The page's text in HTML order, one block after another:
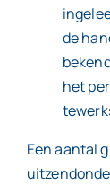
de
het
Een aantal